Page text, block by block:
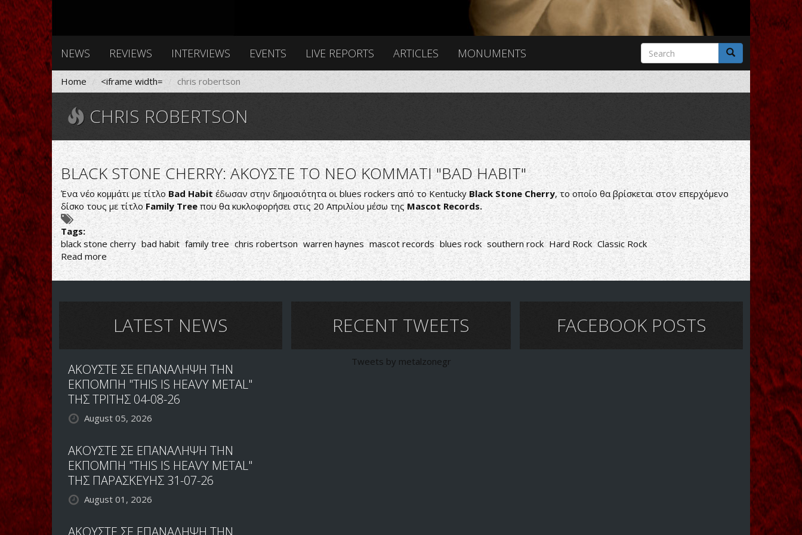
NEWS REVIEWS INTERVIEWS EVENTS LIVE REPORTS ARTICLES MONUMENTS
Search
form
Search
Home <iframe width= chris robertson
CHRIS ROBERTSON
BLACK STONE CHERRY: ΑΚΟΥΣΤΕ ΤΟ ΝΕΟ ΚΟΜΜΑΤΙ "BAD HABIT"
Ένα νέο κομμάτι με τίτλοBad Habitέδωσαν στην δημοσιότητα οι blues rockers από το Kentucky Black Stone Cherry, το οποίο θα βρίσκεται στον επερχόμενο
δίσκο τους με τίτλοFamily Tree που θα κυκλοφορήσει στις 20 Απριλίου μέσω της Mascot Records.
Tags:
black stone cherry bad habit family tree chris robertson warren haynes mascot records blues rock southern rock Hard Rock Classic Rock
Read more about
BLACK
STONE
ΤΟ
ΝΕΟ
HABIT"
LATEST NEWS
ΑΚΟΥΣΤΕ ΣΕ ΕΠΑΝΑΛΗΨΗ ΤΗΝ
ΕΚΠΟΜΠΗ "THIS IS HEAVY METAL"
ΤΗΣ ΤΡΙΤΗΣ 04-08-26
August 05, 2026
ΑΚΟΥΣΤΕ ΣΕ ΕΠΑΝΑΛΗΨΗ ΤΗΝ
ΕΚΠΟΜΠΗ "THIS IS HEAVY METAL"
ΤΗΣ ΠΑΡΑΣΚΕΥΗΣ 31-07-26
August 01, 2026
ΑΚΟΥΣΤΕ ΣΕ ΕΠΑΝΑΛΗΨΗ ΤΗΝ
RECENT TWEETS
Tweets by metalzonegr
FACEBOOK POSTS